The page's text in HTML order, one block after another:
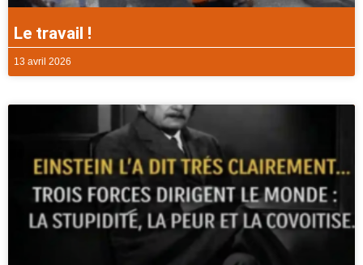
Le travail !
13 avril 2026